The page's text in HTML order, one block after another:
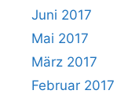
Juni 2017
Mai 2017
März 2017
Februar 2017